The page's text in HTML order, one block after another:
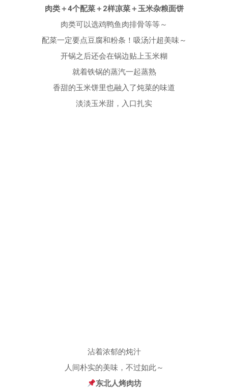
肉类＋4个配菜＋2样凉菜＋玉米杂粮面饼
肉类可以选鸡鸭鱼肉排骨等等～
配菜一定要点豆腐和粉条！吸汤汁超美味～
开锅之后还会在锅边贴上玉米糊
就着铁锅的蒸汽一起蒸熟
香甜的玉米饼里也融入了炖菜的味道
淡淡玉米甜，入口扎实
沾着浓郁的炖汁
人间朴实的美味，不过如此～
东北人烤肉坊